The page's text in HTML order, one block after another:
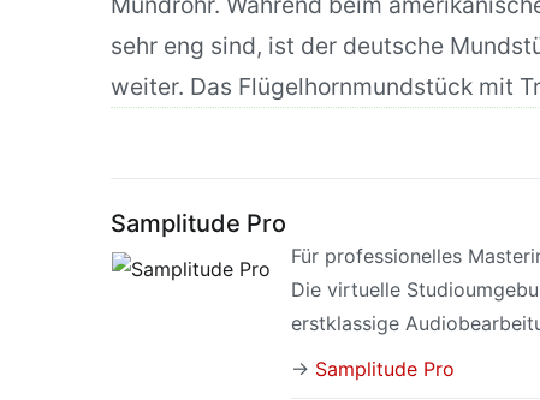
sehr eng sind, ist der deutsche
weiter. Das Flügelhornmundstück mit
Samplitude Pro
Für professionelles
Die virtuelle
erstklassige
→ Samplitude Pro